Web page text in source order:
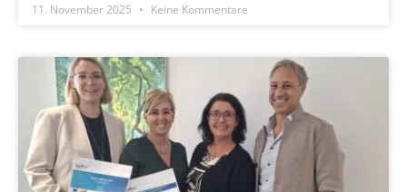
11. November 2025 Keine Kommentare